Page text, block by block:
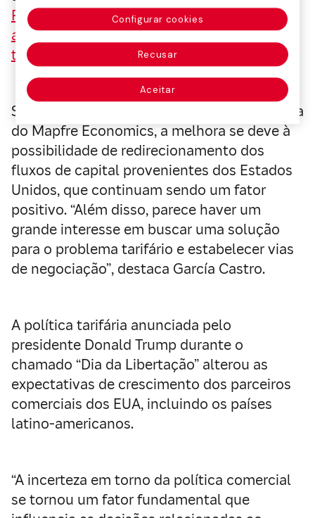
Panorama Econômico e Setorial 2025:
atualização de previsões para o segundo
trimestre.
Segundo Eduardo García Castro, economista
do Mapfre Economics, a melhora se deve à
possibilidade de redirecionamento dos
fluxos de capital provenientes dos Estados
Unidos, que continuam sendo um fator
positivo. “Além disso, parece haver um
grande interesse em buscar uma solução
para o problema tarifário e estabelecer vias
de negociação”, destaca García Castro.
A política tarifária anunciada pelo
presidente Donald Trump durante o
chamado “Dia da Libertação” alterou as
expectativas de crescimento dos parceiros
comerciais dos EUA, incluindo os países
latino-americanos.
“A incerteza em torno da política comercial
se tornou um fator fundamental que
Configurar cookies
Recusar
Aceitar